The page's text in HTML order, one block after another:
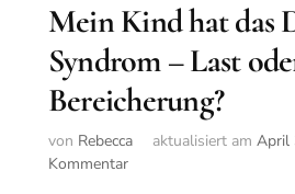
Mein Kind hat das
Syndrom – Last
Bereicherung?
von Rebecca aktualisiert am April
Kommentarzu